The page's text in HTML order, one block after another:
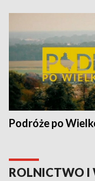
Podróże po
ROLNICTWO I